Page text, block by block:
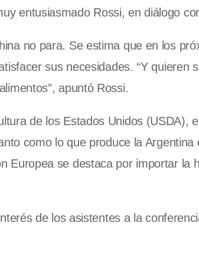
entusiasmado Rossi, en diálogo
no para. Se estima que en los
sus necesidades. “Y quieren
apuntó Rossi.
de los Estados Unidos (USDA),
como lo que produce la Argentina
Europea se destaca por importar la
de los asistentes a la